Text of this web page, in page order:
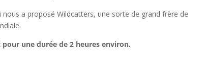
nous a proposé Wildcatters, une sorte de grand frère de
une durée de 2 heures environ.